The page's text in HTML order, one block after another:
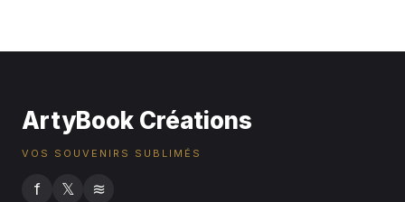
ArtyBook Créations
VOS SOUVENIRS SUBLIMÉS
f 𝕏 ≋